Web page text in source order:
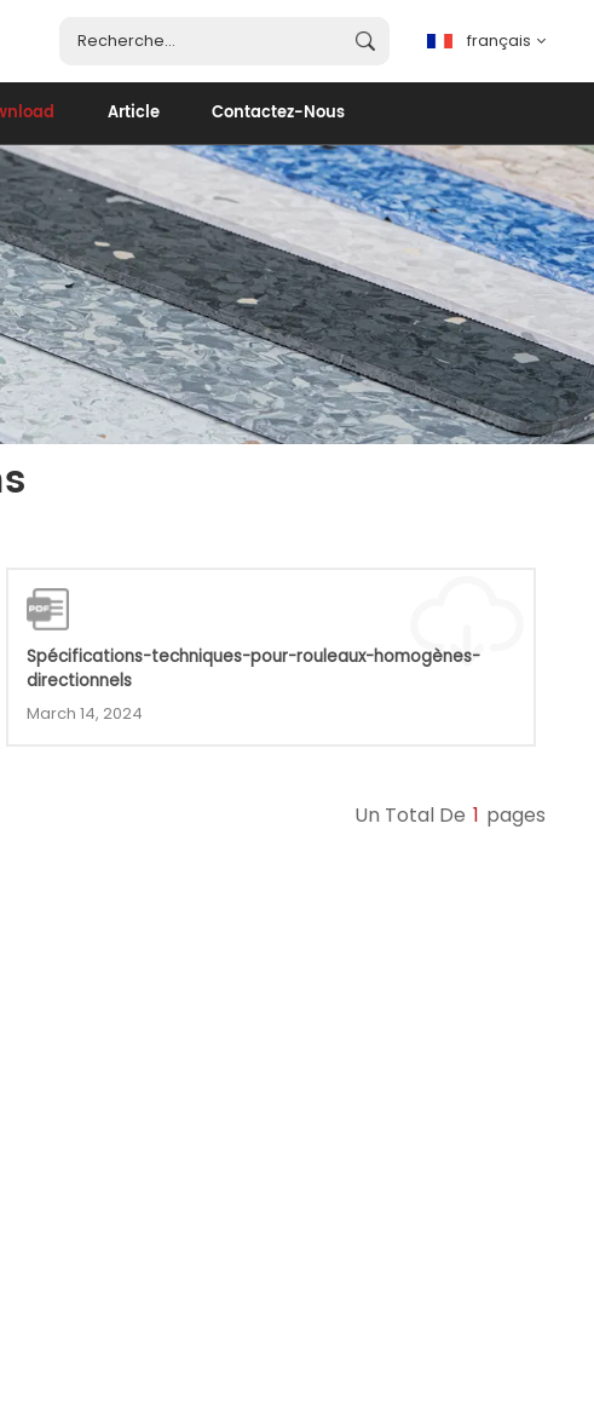
français
français
English
español
português
العربية
Article Contactez-Nous
Spécifications-techniques-pour-rouleaux-homogènes-
directionnels
March 14, 2024
Un Total De 1 Pages